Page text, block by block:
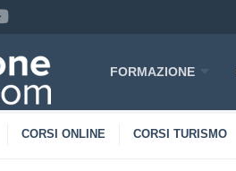
FORMAZIONE
CORSI ONLINE CORSI TURISMO